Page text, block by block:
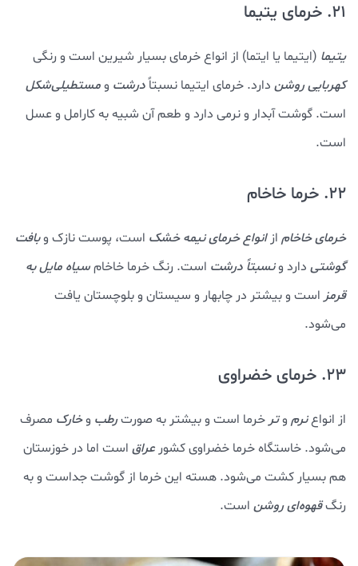
21. خرمای یتیما
یتیما (ایتیما یا ایتما) از انواع خرمای بسیار شیرین است و رنگی
کهربایی روشن دارد. خرمای ایتیما نسبتاًدرشت ومستطیلی‌شکل
است. گوشت آبدار و نرمی دارد و طعم آن شبیه به کارامل و عسل
است.
22. خرما خاخام
خرمای خاخام ازانواع خرمای نیمه خشک است، پوست نازک وبافت
گوشتی دارد ونسبتاً درشت است. رنگ خرما خاخامسیاه مایل به
قرمز است و بیشتر در چابهار و سیستان و بلوچستان یافت
می‌شود.
23. خرمای خضراوی
از انواعنرم وتر خرما است و بیشتر به صورترطب وخارک مصرف
می‌شود. خاستگاه خرما خضراوی کشور عراق است اما در خوزستان
هم بسیار کشت می‌شود. هسته این خرما از گوشت جداست و به
رنگقهوه‌ای روشن است.